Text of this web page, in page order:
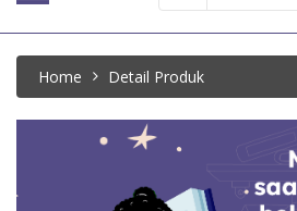
Home Detail Produk